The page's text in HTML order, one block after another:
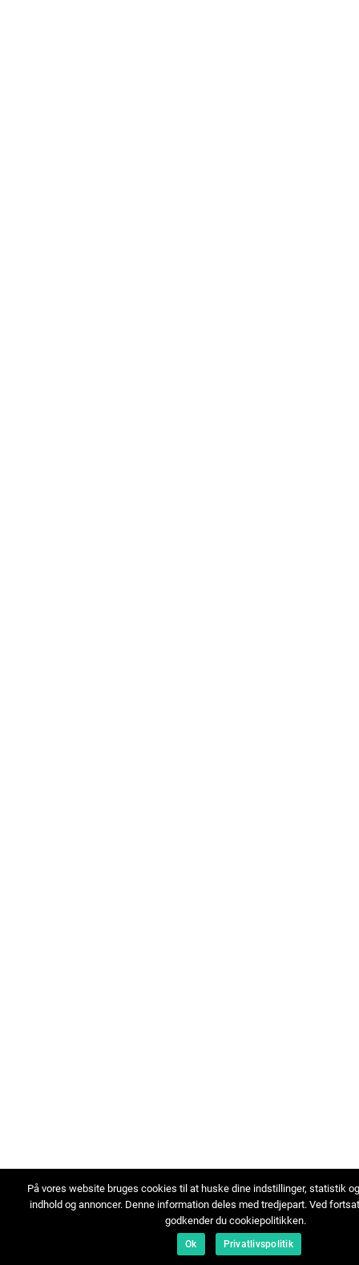
På vores website bruges cookies til at huske dine indstillinger, statistik
indhold og annoncer. Denne information deles med tredjepart. Ved
godkender du cookiepolitikken.
Ok Privatlivspolitik